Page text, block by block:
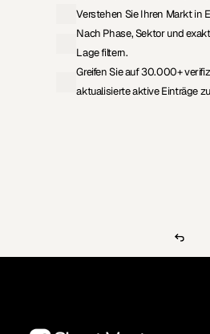
Verstehen Sie Ihren Markt in
Nach Phase, Sektor und
Lage filtern.
Greifen Sie auf 30.000+
aktualisierte aktive Einträge zu